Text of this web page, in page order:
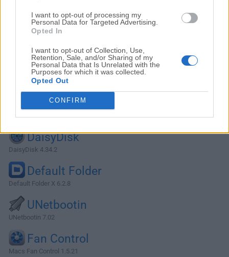
I want to opt-out of processing my
Personal Data for Targeted Advertising.
Opted In
I want to opt-out of Collection, Use,
Retention, Sale, and/or Sharing of my
Personal Data that Is Unrelated with the
Purposes for which it was collected.
Opted Out
CONFIRM
Alternativas y Software Similar
DaisyDisk
DaisyDisk 4.34.2
Default Folder
Default Folder X 6.2.8
UNetbootin
UNetbootin 7.02
Fan Control
Macs Fan Control 1.5.21